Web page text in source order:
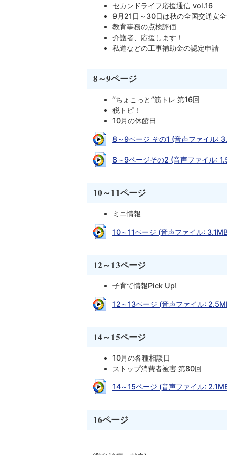
セカンドライフ応援通信 vol.16
9月21日～30日は秋の全国交通安
教育事務の点検評価
介護者、応援します！
私道などの工事補助金の認定申請
8～9ページ
“ちょこっと”筋トレ 第16回
税トピ！
10月の休館日
8～9ページ その1 (音声ファイル:
8～9ページその2 (音声ファイル:
10～11ページ
ミニ情報
10～11ページ (音声ファイル:
12～13ページ
子育て情報Pick Up!
12～13ページ (音声ファイル:
14～15ページ
10月の各種相談日
ストップ消費者被害 第80回
14～15ページ (音声ファイル:
16ページ